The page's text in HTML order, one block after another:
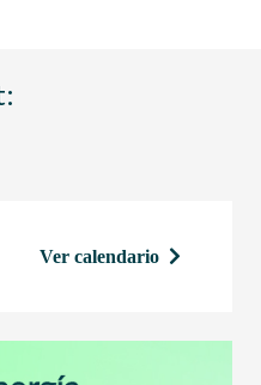
Ver calendario